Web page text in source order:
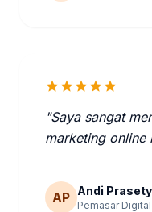
starstarstarstarstar
"Saya sangat
marketing online
AP Andi
Pemasar Digital